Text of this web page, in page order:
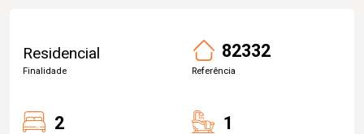
Residencial
Finalidade
82332
Referência
2 1